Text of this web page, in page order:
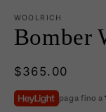
WOOLRICH
Bomber
Prezzo
di
listino
$365.00
paga fino a